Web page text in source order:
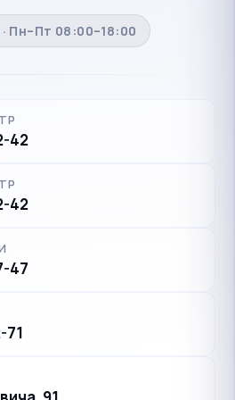
Пн–Пт 08:00–18:00
42
42
47
71